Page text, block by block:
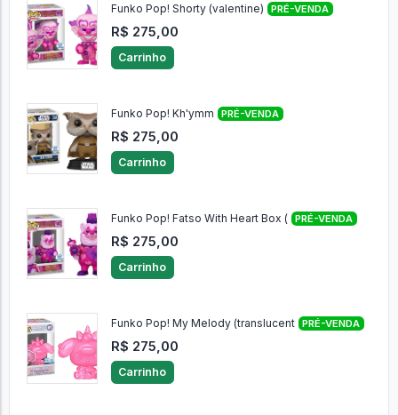
Funko Pop! Shorty (valentine) PRÉ-VENDA
R$ 275,00
Carrinho
Funko Pop! Kh'ymm PRÉ-VENDA
R$ 275,00
Carrinho
Funko Pop! Fatso With Heart Box ( PRÉ-VENDA
R$ 275,00
Carrinho
Funko Pop! My Melody (translucent PRÉ-VENDA
R$ 275,00
Carrinho